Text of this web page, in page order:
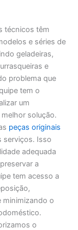
técnicos têm
e séries de
geladeiras,
e
problema que
tem o
um
solução.
peças originais
serviços. Isso
adequada
a
tem acesso a
minimizando o
o